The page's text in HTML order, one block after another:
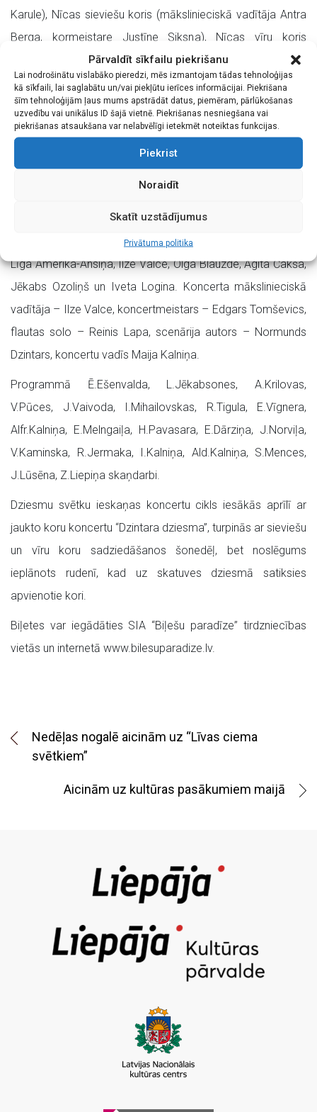
Pārvaldīt sīkfailu piekrišanu
Lai nodrošinātu vislabāko pieredzi, mēs izmantojam tādas tehnoloģijas
kā sīkfaili, lai saglabātu un/vai piekļūtu ierīces informācijai. Piekrišana
šīm tehnoloģijām ļaus mums apstrādāt datus, piemēram, pārlūkošanas
uzvedību vai unikālus ID šajā vietnē. Piekrišanas nesniegšana vai
piekrišanas atsaukšana var nelabvēlīgi ietekmēt noteiktas funkcijas.
Piekrist
Noraidīt
Skatīt uzstādījumus
Privātuma politika
Karule), Nīcas sieviešu koris (mākslinieciskā vadītāja Antra
Berga, kormeistare Justīne Siksna), Nīcas vīru koris
(mākslinieciskais vadītājs Jēkabs Ozoliņš), Priekules
Kultūras nama sieviešu koris “Priekule” (mākslinieciskā
vadītāja Gunta Vite, kormeistare Skaidra Klasiņa),
Pāvilostas Kultūras nama sieviešu koris “Sīga”
(mākslinieciskā vadītāja Madara Ivane, kormeistare Dace
Bunka) un koncerta viesi – Brocēnu vīru koris
Vicinskis). Kopā ar koriem dziedās solisti Elizabete Štoma
un Normunds Dzintars. Pie diriģenta pults stāsies Gunta Vite,
Līga Amerika-Ansiņa, Ilze Valce, Olga Blauzde, Agita Čakša,
Jēkabs Ozoliņš un Iveta Logina. Koncerta mākslinieciskā
vadītāja – Ilze Valce, koncertmeistars – Edgars Tomševics,
flautas solo – Reinis Lapa, scenārija autors – Normunds
Dzintars, koncertu vadīs Maija Kalniņa.
Programmā Ē.Ešenvalda, L.Jēkabsones, A.Krilovas,
V.Pūces, J.Vaivoda, I.Mihailovskas, R.Tigula, E.Vīgnera,
Alfr.Kalniņa, E.Melngaiļa, H.Pavasara, E.Dārziņa, J.Norviļa,
V.Kaminska, R.Jermaka, I.Kalniņa, Ald.Kalniņa, S.Mences,
J.Lūsēna, Z.Liepiņa skaņdarbi.
Dziesmu svētku ieskaņas koncertu cikls iesākās aprīlī ar
jaukto koru koncertu “Dzintara dziesma”, turpinās ar sieviešu
un vīru koru sadziedāšanos šonedēļ, bet noslēgums
ieplānots rudenī, kad uz skatuves dziesmā satiksies
apvienotie kori.
Biļetes var iegādāties SIA “Biļešu paradīze” tirdzniecības
vietās un internetā www.bilesuparadize.lv.
Nedēļas nogalē aicinām uz “Līvas ciema
svētkiem”
Aicinām uz kultūras pasākumiem maijā